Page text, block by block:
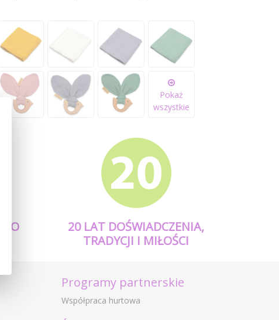
Pokaż
wszystkie
20 LAT DOŚWIADCZENIA,
TRADYCJI I MIŁOŚCI
Programy partnerskie
Współpraca hurtowa